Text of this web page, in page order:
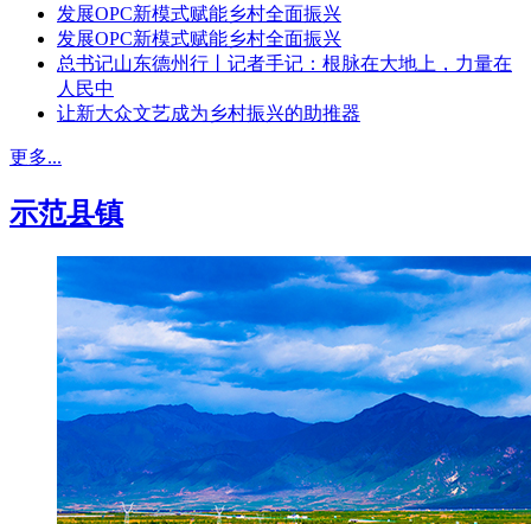
发展OPC新模式赋能乡村全面振兴
发展OPC新模式赋能乡村全面振兴
总书记山东德州行丨记者手记：根脉在大地上，力量在
人民中
让新大众文艺成为乡村振兴的助推器
更多...
示范县镇